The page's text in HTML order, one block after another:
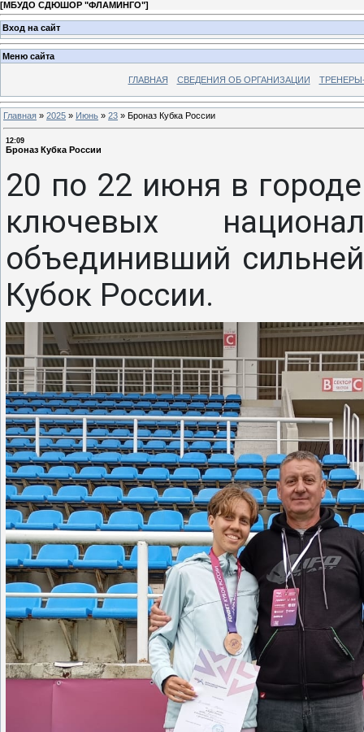
[МБУДО СДЮШОР "ФЛАМИНГО"]
Вход на сайт
Меню сайта
ГЛАВНАЯ СВЕДЕНИЯ ОБ ОРГАНИЗАЦИИ
Главная » 2025 » Июнь » 23 » Броназ Кубка России
12:09
Броназ Кубка России
20 по 22 июня в
ключевых
объединивший
Кубок России.